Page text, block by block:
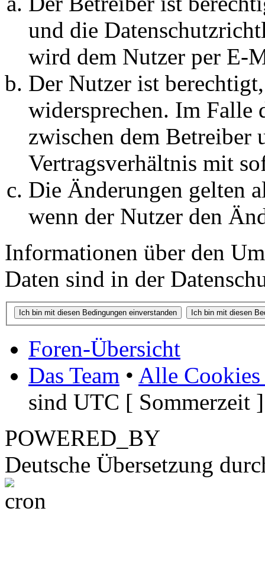
und die
wird dem Nutzer per E-
Der Nutzer ist
widersprechen. Im Falle
zwischen dem Betreiber
Vertragsverhältnis mit
Die Änderungen gelten
wenn der Nutzer den
Informationen über den
Daten sind in der
Foren-Übersicht
Das Team • Alle Cookies
sind UTC [ Sommerzeit ]
POWERED_BY
Deutsche Übersetzung